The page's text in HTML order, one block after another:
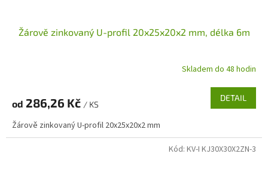
Žárově zinkovaný U-profil 20x25x20x2 mm, délka 6m
Skladem do 48 hodin
od 286,26 Kč / KS
DETAIL
Žárově zinkovaný U-profil 20x25x20x2 mm
Kód: KV-I KJ30X30X2ZN-3